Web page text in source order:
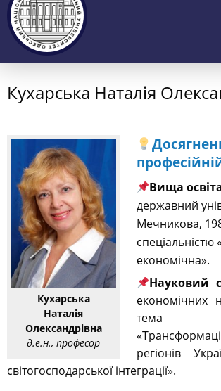
Кухарська Наталія
Кухарська
Наталія
Олександрівна
д.е.н., професор
Вища
державний
Мечникова,
спеціальністю
економічна».
Науковий
економічних
тема
регіонів
світогосподарської інтеграції».